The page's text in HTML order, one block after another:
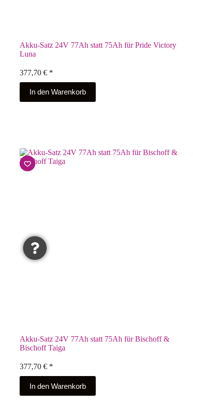
Akku-Satz 24V 77Ah statt 75Ah für Pride Victory
Luna
377,70 € *
In den Warenkorb
Akku-Satz 24V 77Ah statt 75Ah für Bischoff &
Bischoff Taiga
377,70 € *
In den Warenkorb